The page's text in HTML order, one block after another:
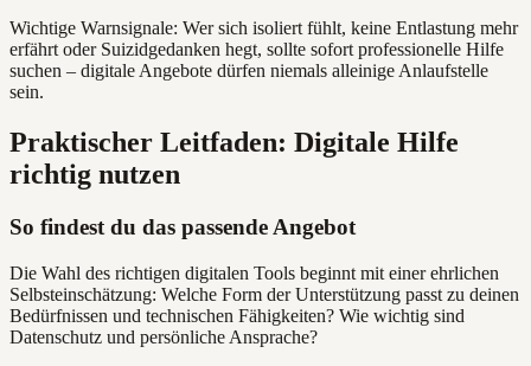
Wichtige Warnsignale: Wer sich isoliert fühlt, keine Entlastung mehr
erfährt oder Suizidgedanken hegt, sollte sofort professionelle Hilfe
suchen – digitale Angebote dürfen niemals alleinige Anlaufstelle
sein.
Praktischer Leitfaden: Digitale Hilfe
richtig nutzen
So findest du das passende Angebot
Die Wahl des richtigen digitalen Tools beginnt mit einer ehrlichen
Selbsteinschätzung: Welche Form der Unterstützung passt zu deinen
Bedürfnissen und technischen Fähigkeiten? Wie wichtig sind
Datenschutz und persönliche Ansprache?